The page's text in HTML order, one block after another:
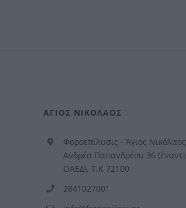
ΑΓΙΟΣ ΝΙΚΟΛΑΟΣ
Φοροεπίλυσις - Άγιος Νικόλαος
Ανδρέα Παπανδρέου 36 (έναντι
ΟΑΕΔ), Τ.Κ 72100
2841027001